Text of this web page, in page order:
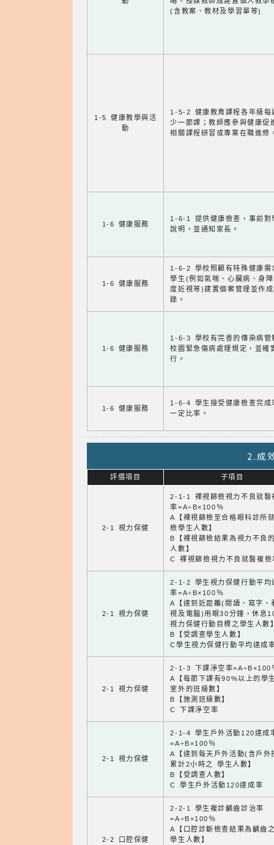
(含教案、教材及學習單等)
1-5 健康教學與活
動
1-5-2 健康教育課程各年級每
少一節課；教師應參與健康促
相關課程研習或專業在職進修
1-6 健康服務
1-6-1 提供健康檢查，事前對
說明，並通知家長。
1-6 健康服務
1-6-2 學校照顧有特殊健康需
學生(例如氣喘、心臟病、身
度近視等)建置個案管理並作
錄。
1-6 健康服務
1-6-3 學校有完善的傳染病管
校園緊急傷病處理規定，並確
行。
1-6 健康服務
1-6-4 學生接受健康檢查完成
一定比率。
2.成
評價項目 子項目
2-1 視力保健
2-1-1 裸視篩檢視力不良就醫
率=A÷B×100％
A【裸視篩檢至合格眼科診所
檢學生人數】
B【裸視篩檢結果為視力不良
人數】
C 裸視篩檢視力不良就醫複檢
2-1 視力保健
2-1-2 學生視力保健行動平均
率=A÷B×100％
A【達到近距離(閱讀、寫字、
視及電腦)用眼30分鐘，休息
視力保健行動目標之學生人數
B【受調查學生人數】
C學生視力保健行動平均達成
2-1 視力保健
2-1-3 下課淨空率=A÷B×100
A【每節下課有90%以上的學
室外的班級數】
B【施測班級數】
C 下課淨空率
2-1 視力保健
2-1-4 學生戶外活動120達成
=A÷B×100％
A【達到每天戶外活動(含戶外
累計2小時之 學生人數】
B【受調查人數】
C 學生戶外活動120達成率
2-2 口腔保健
2-2-1 學生複診齲齒診治率
=A÷B×100％
A【口腔診斷檢查結果為齲齒
學生人數】